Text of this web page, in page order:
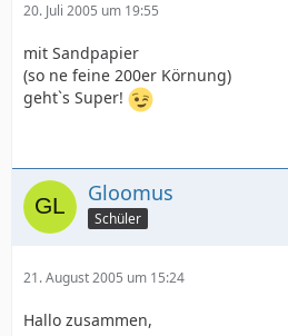
20. Juli 2005 um 19:55
mit Sandpapier
(so ne feine 200er Körnung)
geht`s Super!
Gloomus
Schüler
21. August 2005 um 15:24
Hallo zusammen,